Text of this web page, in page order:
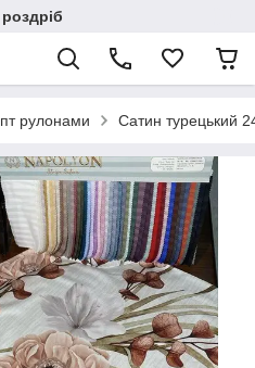
рулонами Сатин турецький